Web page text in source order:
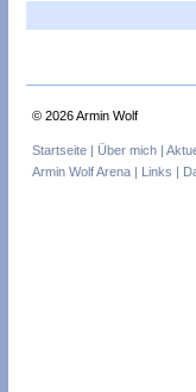
© 2026 Armin Wolf
Startseite | Über mich |
Armin Wolf Arena | Links |